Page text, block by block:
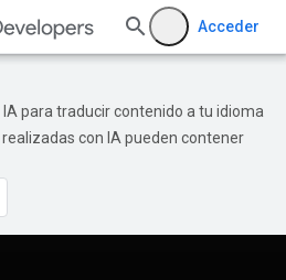
Acceder
para traducir contenido a tu idioma
con IA pueden contener